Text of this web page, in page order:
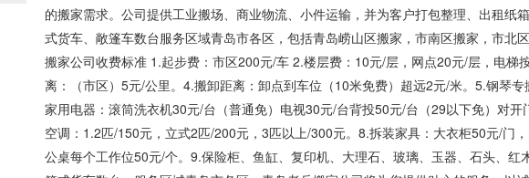
的搬家需求。公司提供工业搬场、商业物流、小件运输，并为客户打包整理、出租纸
式货车、敞篷车数台服务区域青岛市各区，包括青岛崂山区搬家，市南区搬家，市北
搬家公司收费标准 1.起步费：市区200元/车 2.楼层费：10元/层，网点20元/层，电
离：（市区）5元/公里。4.搬卸距离：卸点到车位（10米免费）超远2元/米。5.钢琴
家用电器：滚筒洗衣机30元/台（普通免）电视30元/台背投50元/台（29以下免）对
空调：1.2匹/150元，立式2匹/200元，3匹以上/300元。8.拆装家具：大衣柜50元/门
公桌每个工作位50元/个。9.保险柜、鱼缸、复印机、大理石、玻璃、玉器、石头、红